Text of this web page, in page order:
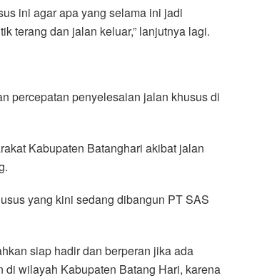
ini agar apa yang selama ini jadi
terang dan jalan keluar,” lanjutnya lagi.
percepatan penyelesaian jalan khusus di
Kabupaten Batanghari akibat jalan
yang kini sedang dibangun PT SAS
siap hadir dan berperan jika ada
wilayah Kabupaten Batang Hari, karena